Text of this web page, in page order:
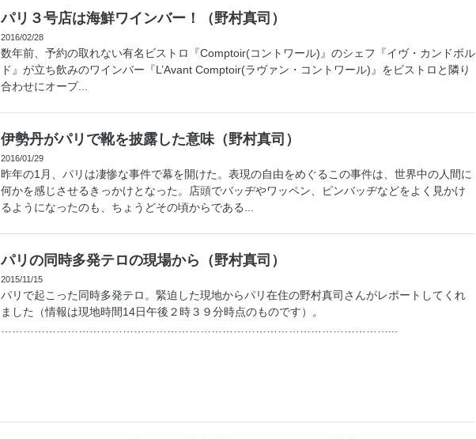
パリ３号店は海鮮ワインバー！（野村真司）
2016/02/28
数年前、予約の取れない有名ビストロ『Comptoir(コントワール)』のシェフ『イヴ・カンドボル
ド』が立ち飲みのワインバー『L’Avant Comptoir(ラヴァン・コントワール)』をビストロと隣り
合わせにオープ...
伊勢丹がパリで靴を披露した意味（野村真司）
2016/01/29
昨年の1月、パリは凄惨な事件で幕を開けた。表現の自由をめぐるこの事件は、世界中の人間に
何かを感じさせるきっかけとなった。店頭でバッヂやワッペン、ピンバッヂなどをよく見かけ
るようになったのも、ちょうどその頃からである...
パリの同時多発テロの現場から（野村真司）
2015/11/15
パリで起こった同時多発テロ。緊迫した現地からパリ在住の野村真司さんがレポートしてくれ
ました（情報は現地時間14日午後２時３９分時点のものです）。